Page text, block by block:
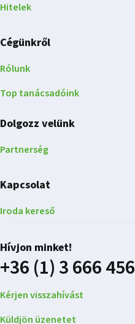
Hitelek
Cégünkről
Rólunk
Top tanácsadóink
Dolgozz velünk
Partnerség
Kapcsolat
Iroda kereső
Hívjon minket!
+36 (1) 3 666 456
Kérjen visszahívást
Küldjön üzenetet